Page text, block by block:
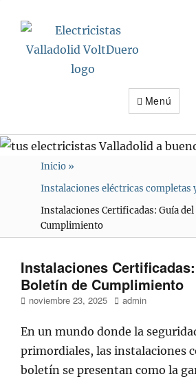
Electricistas
Valladolid
VoltDuero
Menú
Inicio »
Instalaciones eléctricas completas
Instalaciones Certificadas: Guía
Cumplimiento
Instalaciones
Boletín de Cumplimiento
Publicado
noviembre 23, 2025 Autor
admin
En un mundo donde la
primordiales, las instalaciones
boletín se presentan como la